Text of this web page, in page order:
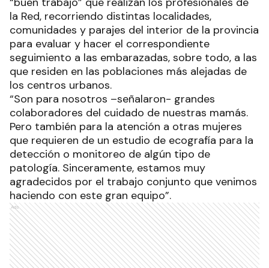
la Red, recorriendo distintas localidades,
comunidades y parajes del interior de la provincia
para evaluar y hacer el correspondiente
seguimiento a las embarazadas, sobre todo, a las
que residen en las poblaciones más alejadas de
los centros urbanos.
“Son para nosotros –señalaron- grandes
colaboradores del cuidado de nuestras mamás.
Pero también para la atención a otras mujeres
que requieren de un estudio de ecografía para la
detección o monitoreo de algún tipo de
patología. Sinceramente, estamos muy
agradecidos por el trabajo conjunto que venimos
haciendo con este gran equipo”.
Ads